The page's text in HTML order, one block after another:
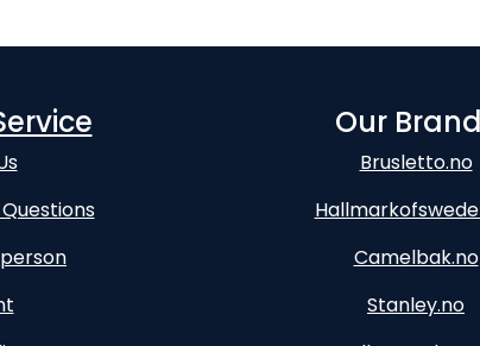
Our
Brusletto.no
Camelbak.no
Stanley.no